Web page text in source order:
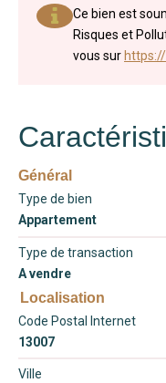
Ce bien est
Risques et
vous sur
Général
Type de bien
Appartement
Type de transaction
A vendre
Localisation
Code Postal Internet
13007
Ville